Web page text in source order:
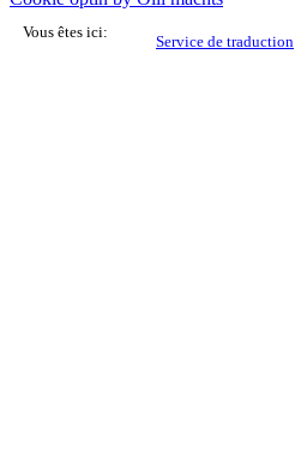
Vous êtes ici:
Service de traduction